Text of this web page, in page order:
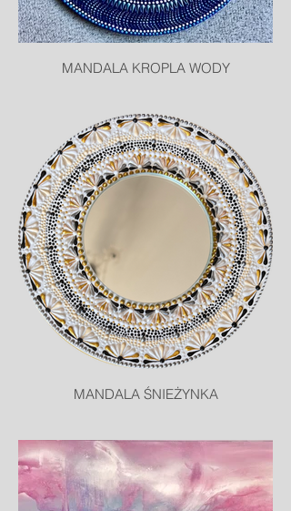
MANDALA KROPLA WODY
MANDALA ŚNIEŻYNKA